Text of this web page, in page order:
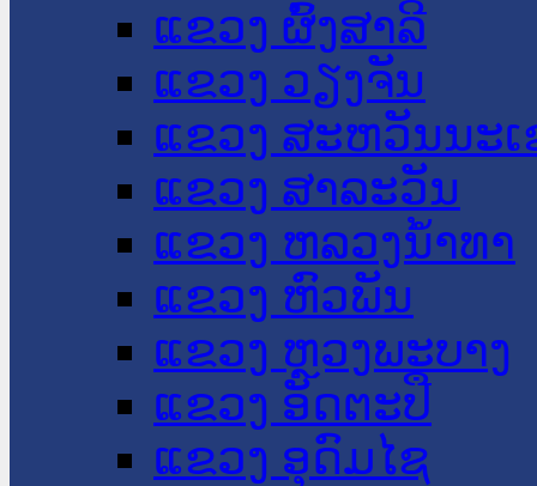
ແຂວງ ຜົ້ງສາລີ
ແຂວງ ວຽງຈັນ
ແຂວງ ສະຫວັນນະ
ແຂວງ ສາລະວັນ
ແຂວງ ຫລວງນໍ້າທາ
ແຂວງ ຫົວພັນ
ແຂວງ ຫຼວງພະບາງ
ແຂວງ ອັດຕະປື
ແຂວງ ອຸດົມໄຊ